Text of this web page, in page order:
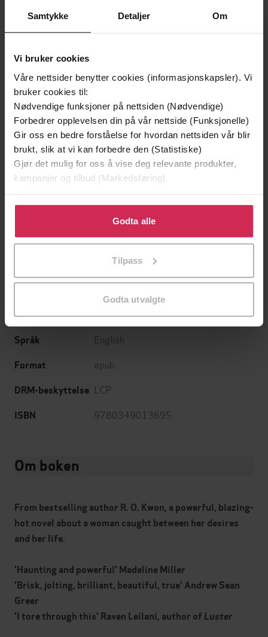
Samtykke Detaljer Om
Vi bruker cookies
Våre nettsider benytter cookies (informasjonskapsler). Vi
bruker cookies til:
Nødvendige funksjoner på nettsiden (Nødvendige)
Forbedrer opplevelsen din på vår nettside (Funksjonelle)
Gir oss en bedre forståelse for hvordan nettsiden vår blir
brukt, slik at vi kan forbedre den (Statistiske)
Gjør det mulig for oss å vise deg relevante produkter,
kampanjer og tilbud (Markedsføring)
Klikk på «Godta alle» for å gi oss ditt samtykke til å
bruke cookies for alle disse formålene. Du kan også
tilpasse ditt samtykke til spesifikke formål ved å klikke
Godta alle
Tilpass
Godta utvalgte
199,-
Minnesota
Jo Nesbø
EBOK
349,-
Utskudd
Jørn Lier Horst
Forfattere R. O. Kwon(forfatter)
Virago
Sjanger Skjønnlitteratur,Romaner
Språk English
Format epub
DRM-beskyttelse LCP
ISBN 9780349013695
Om boken
From bestselling author R. O. Kwon, a powerful, blazing-
hot novel about a woman caught between her desires
and her life.
'Haunting and powerful' Madeline Miller
'Brisk, jolting, brilliant, beautiful, true' Andrew Sean
Greer
'I tore through this' Raven Leilani, author of Luster